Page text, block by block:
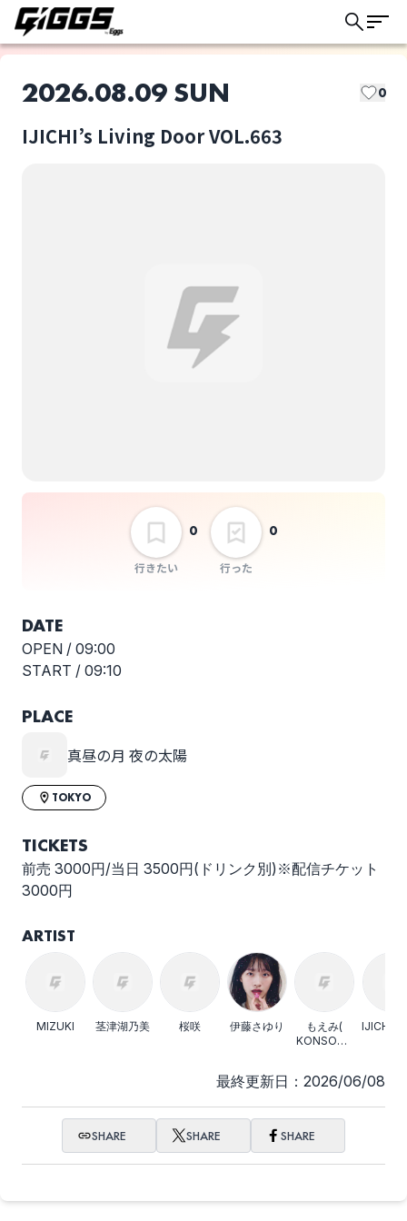
2026.08.09 SUN 0
IJICHI’s Living Door VOL.663
行きたい
0
行った
0
さくらかおり
IJICHI’s Living Door
DATE
OPEN / 09:00
START / 09:10
PLACE
真昼の月 夜の太陽
TOKYO
TICKETS
前売 3000円/当日 3500円(ドリンク別)※配信チケット
3000円
ARTIST
MIZUKI 茎津湖乃美 桜咲 伊藤さゆり
もえみ(
KONSOME
最終更新日：2026/06/08
SHARE SHARE SHARE
このライブの取り置きは終了しました